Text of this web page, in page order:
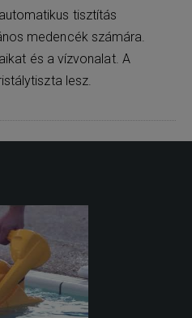
tisztítás
medencék számára.
és a vízvonalat. A
lesz.